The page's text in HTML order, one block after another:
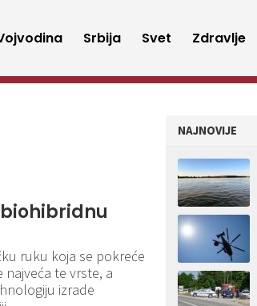
Srbija Svet Zdravlje
ruku koja se pokreće
najveća te vrste, a
izrade
NAJNOVIJE